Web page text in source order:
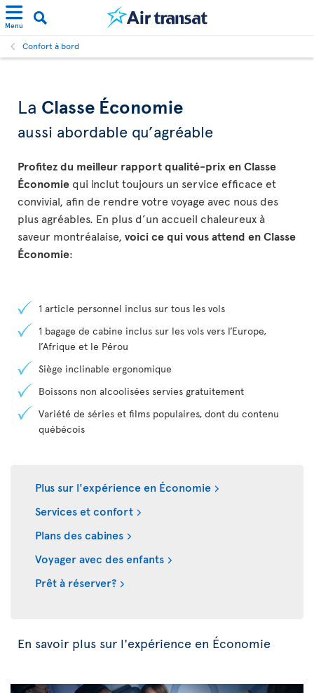
Menu
Confort à bord
La Classe Économie
aussi abordable qu’agréable
Profitez du meilleur rapport qualité-prix en Classe
Économie qui inclut toujours un service efficace et
convivial, afin de rendre votre voyage avec nous des
plus agréables. En plus d’un accueil chaleureux à
saveur montréalaise, voici ce qui vous attend en Classe
Économie:
1 article personnel inclus sur tous les vols
1 bagage de cabine inclus sur les vols vers l’Europe,
l’Afrique et le Pérou
Siège inclinable ergonomique
Boissons non alcoolisées servies gratuitement
Variété de séries et films populaires, dont du contenu
québécois
Plus sur l'expérience en Économie
Services et confort
Plans des cabines
Voyager avec des enfants
Prêt à réserver?
En savoir plus sur l'expérience en Économie